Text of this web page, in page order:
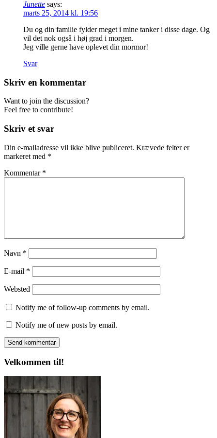
Junette says:
marts 25, 2014 kl. 19:56
Du og din familie fylder meget i mine tanker i disse dage. Og
vil det nok også i høj grad i morgen.
Jeg ville gerne have oplevet din mormor!
Svar
Skriv en kommentar
Want to join the discussion?
Feel free to contribute!
Skriv et svar
Din e-mailadresse vil ikke blive publiceret. Krævede felter er
markeret med *
Kommentar *
Navn *
E-mail *
Websted
Notify me of follow-up comments by email.
Notify me of new posts by email.
Velkommen til!